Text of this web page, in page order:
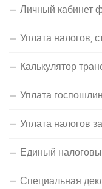
Личный кабинет
Уплата налогов,
Калькулятор
Уплата
Уплата налогов
Единый
Специальная